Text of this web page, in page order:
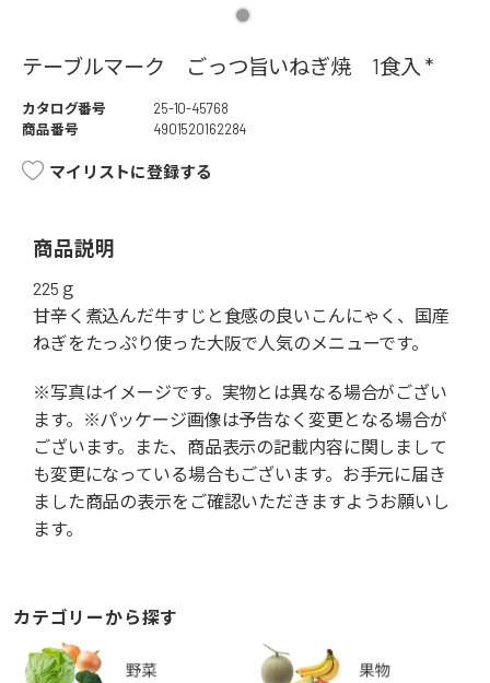
テーブルマーク ごっつ旨いねぎ焼 1食入 *
カタログ番号
25-10-45768
商品番号
4901520162284
マイリストに登録する
商品説明
225ｇ
甘辛く煮込んだ牛すじと食感の良いこんにゃく、国産
ねぎをたっぷり使った大阪で人気のメニューです。
※写真はイメージです。実物とは異なる場合がござい
ます。※パッケージ画像は予告なく変更となる場合が
ございます。また、商品表示の記載内容に関しまして
も変更になっている場合もございます。お手元に届き
ました商品の表示をご確認いただきますようお願いし
ます。
カテゴリーから探す